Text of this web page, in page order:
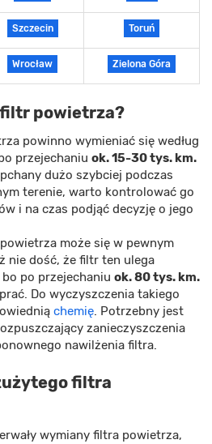
Szczecin Toruń
Wrocław Zielona Góra
powietrza?
powinno wymieniać się według
przejechaniu ok. 15-30 tys. km.
dużo szybciej podczas
terenie, warto kontrolować go
i na czas podjąć decyzję o jego
może się w pewnym
nie dość, że filtr ten ulega
po przejechaniu ok. 80 tys. km.
Do wyczyszczenia takiego
chemię. Potrzebny jest
zanieczyszczenia
nawilżenia filtra.
filtra
wymiany filtra powietrza,